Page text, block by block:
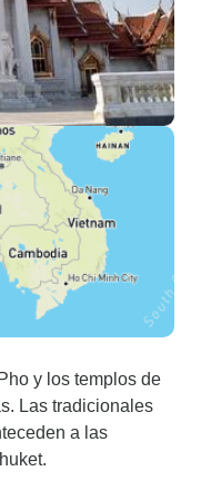
y los templos de
Las tradicionales
a las